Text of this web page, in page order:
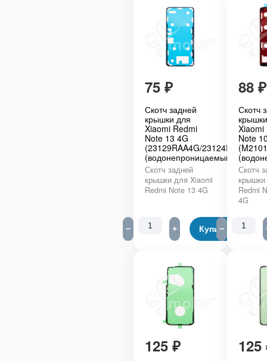
75 ₽
Скотч задней
крышки для
Xiaomi Redmi
Note 13 4G
(23129RAA4G/23124RA7EO/
(водонепроницаемый)
Скотч задней
крышки для Xiaomi
Redmi Note 13 4G
− + Купить
88 ₽
Скотч
Xiaomi
Note
Скотч
Redmi
4G
−
125 ₽ 125